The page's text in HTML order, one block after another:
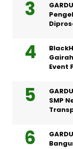
Event
SMP